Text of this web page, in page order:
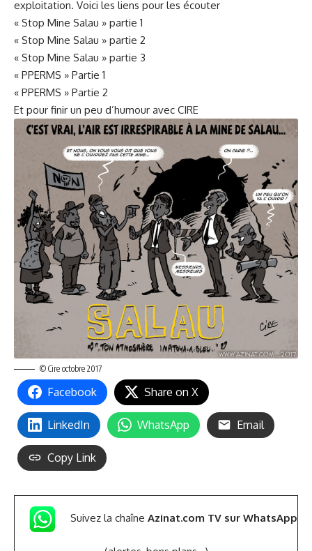
exploitation. Voici les liens pour les écouter
« Stop Mine Salau » partie 1
« Stop Mine Salau » partie 2
« Stop Mine Salau » partie 3
« PPERMS » Partie 1
« PPERMS » Partie 2
Et pour finir un peu d’humour avec CIRE
© Cire octobre 2017
Facebook Share on X
LinkedIn WhatsApp Email
Copy Link
Suivez la chaîne Azinat.com TV sur WhatsApp